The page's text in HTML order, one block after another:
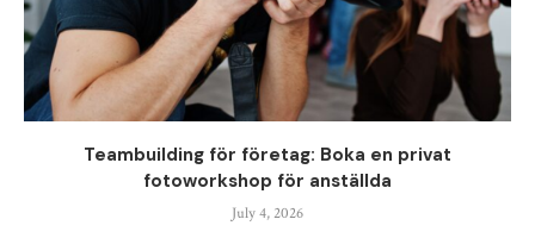
Teambuilding för företag: Boka en privat
fotoworkshop för anställda
July 4, 2026